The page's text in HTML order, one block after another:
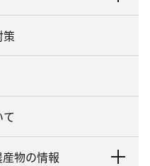
物の情報